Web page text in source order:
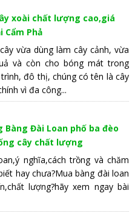
xoài chất lượng cao,giá
Cẩm Phả
vừa dùng làm cây cảnh, vừa
và còn cho bóng mát trong
đô thị, chúng có tên là cây
vì đa công...
Bàng Đài Loan phố ba đèo
cây chất lượng
nghĩa,cách trồng và chăm
hay chưa?Mua bàng đài loan
lượng?hãy xem ngay bài